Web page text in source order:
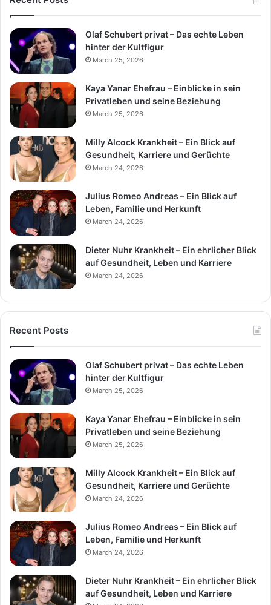
Olaf Schubert privat – Das echte Leben
hinter der Kultfigur
March 25, 2026
Kaya Yanar Ehefrau – Einblicke in sein
Privatleben und seine Beziehung
March 25, 2026
Milly Alcock Krankheit – Ein Blick auf
Gesundheit, Karriere und Gerüchte
March 24, 2026
Julius Romeo Andreas – Ein Blick auf
Leben, Familie und Herkunft
March 24, 2026
Dieter Nuhr Krankheit – Ein ehrlicher Blick
auf Gesundheit, Leben und Karriere
March 24, 2026
Recent Posts
Olaf Schubert privat – Das echte Leben
hinter der Kultfigur
March 25, 2026
Kaya Yanar Ehefrau – Einblicke in sein
Privatleben und seine Beziehung
March 25, 2026
Milly Alcock Krankheit – Ein Blick auf
Gesundheit, Karriere und Gerüchte
March 24, 2026
Julius Romeo Andreas – Ein Blick auf
Leben, Familie und Herkunft
March 24, 2026
Dieter Nuhr Krankheit – Ein ehrlicher Blick
auf Gesundheit, Leben und Karriere